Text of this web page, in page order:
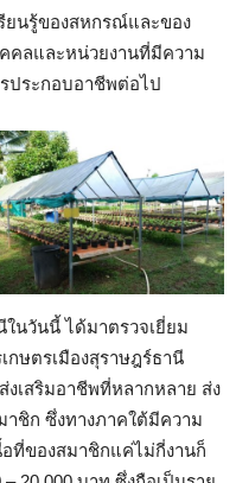
ยนรู้ของสหกรณ์และของ
คลและหน่วยงานที่มีความ
ประกอบอาชีพต่อไป
นวันนี้ ได้มาตรวจเยี่ยม
กษตรเมืองสุราษฎร์ธานี
เสริมอาชีพที่หลากหลาย ส่ง
าชิก ซึ่งทางภาคใต้มีความ
อที่ของสมาชิกแค่ไม่กี่งานก็